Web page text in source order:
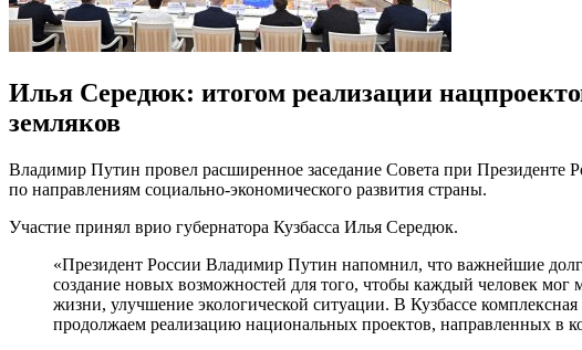
Илья Середюк: итогом реализации
земляков
Владимир Путин провел расширенное заседание Совета при Президенте
по направлениям социально-экономического развития страны.
Участие принял врио губернатора Кузбасса Илья Середюк.
«Президент России Владимир Путин напомнил, что важнейшие
создание новых возможностей для того, чтобы каждый человек мог
жизни, улучшение экологической ситуации. В Кузбассе
продолжаем реализацию национальных проектов, направленных в